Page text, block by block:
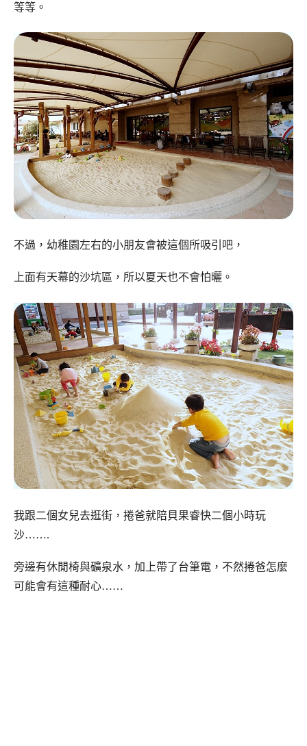
等等。
不過，幼稚園左右的小朋友會被這個所吸引吧，
上面有天幕的沙坑區，所以夏天也不會怕曬。
我跟二個女兒去逛街，捲爸就陪貝果睿快二個小時玩
沙…….
旁邊有休閒椅與礦泉水，加上帶了台筆電，不然捲爸怎麼
可能會有這種耐心……